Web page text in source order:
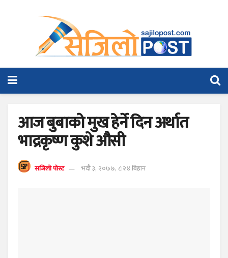
आज बुबाको मुख हेर्ने दिन अर्थात
भाद्रकृष्ण कुशे औसी
सजिलो पोस्ट भदौ ३, २०७७, ८:२४ बिहान